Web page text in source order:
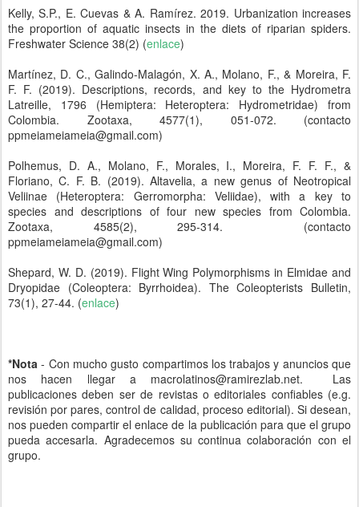
Kelly, S.P., E. Cuevas & A. Ramírez. 2019. Urbanization increases
the proportion of aquatic insects in the diets of riparian spiders.
Freshwater Science 38(2) (enlace)
Martínez, D. C., Galindo-Malagón, X. A., Molano, F., & Moreira, F.
F. F. (2019). Descriptions, records, and key to the Hydrometra
Latreille, 1796 (Hemiptera: Heteroptera: Hydrometridae) from
Colombia. Zootaxa, 4577(1), 051-072. (contacto
ppmeiameiameia@gmail.com)
Polhemus, D. A., Molano, F., Morales, I., Moreira, F. F. F., &
Floriano, C. F. B. (2019). Altavelia, a new genus of Neotropical
Veliinae (Heteroptera: Gerromorpha: Veliidae), with a key to
species and descriptions of four new species from Colombia.
Zootaxa, 4585(2), 295-314. (contacto
ppmeiameiameia@gmail.com)
Shepard, W. D. (2019). Flight Wing Polymorphisms in Elmidae and
Dryopidae (Coleoptera: Byrrhoidea). The Coleopterists Bulletin,
73(1), 27-44. (enlace)
*Nota- Con mucho gusto compartimos los trabajos y anuncios que
nos hacen llegar a macrolatinos@ramirezlab.net. Las
publicaciones deben ser de revistas o editoriales confiables (e.g.
revisión por pares, control de calidad, proceso editorial). Si desean,
nos pueden compartir el enlace de la publicación para que el grupo
pueda accesarla. Agradecemos su continua colaboración con el
grupo.